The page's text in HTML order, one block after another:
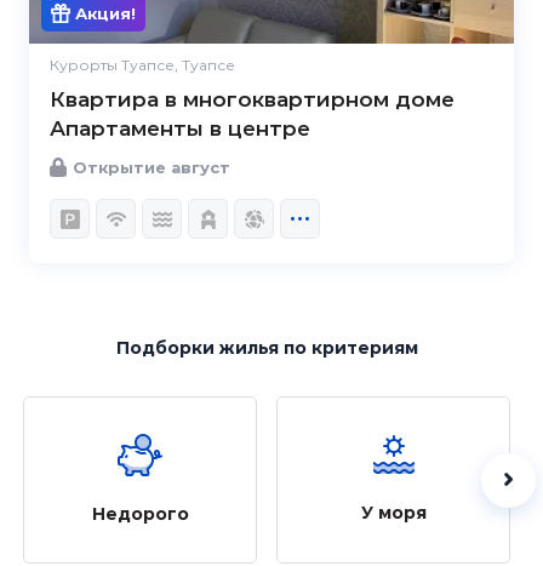
Акция!
Курорты Туапсе, Туапсе
Квартира в многоквартирном доме
Апартаменты в центре
Открытие август
Подборки жильяпо критериям
Недорого У моря